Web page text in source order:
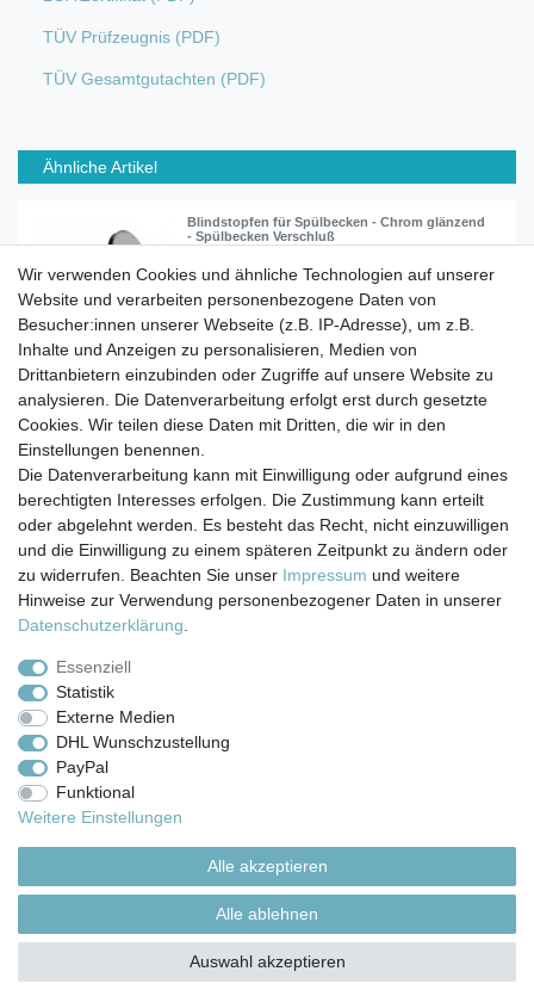
TÜV Prüfzeugnis (PDF)
TÜV Gesamtgutachten (PDF)
Ähnliche Artikel
Blindstopfen für Spülbecken - Chrom glänzend
- Spülbecken Verschluß
4,95 € *
In den Warenkorb
*inkl. ges. MwSt.zzgl. Versandkosten
Impressum Daten­schutz­erklärung AGB
Barrierefreiheitserklärung Widerrufs­recht
Versand- & Zahlungsbedingungen
Wir verwenden Cookies und ähnliche Technologien auf unserer
Website und verarbeiten personenbezogene Daten von
Besucher:innen unserer Webseite (z.B. IP-Adresse), um z.B.
Inhalte und Anzeigen zu personalisieren, Medien von
Drittanbietern einzubinden oder Zugriffe auf unsere Website zu
analysieren. Die Datenverarbeitung erfolgt erst durch gesetzte
Cookies. Wir teilen diese Daten mit Dritten, die wir in den
Einstellungen benennen.
Die Datenverarbeitung kann mit Einwilligung oder aufgrund eines
berechtigten Interesses erfolgen. Die Zustimmung kann erteilt
oder abgelehnt werden. Es besteht das Recht, nicht einzuwilligen
und die Einwilligung zu einem späteren Zeitpunkt zu ändern oder
zu widerrufen. Beachten Sie unser Impressum und weitere
Hinweise zur Verwendung personenbezogener Daten in unserer
Daten­schutz­erklärung
Essenziell
Statistik
Externe Medien
DHL Wunschzustellung
PayPal
Funktional
Weitere Einstellungen
Alle akzeptieren
Alle ablehnen
Auswahl akzeptieren